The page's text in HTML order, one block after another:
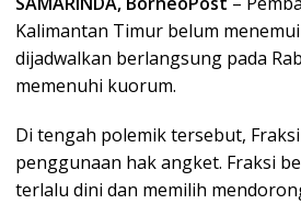
Kalimantan Timur belum
dijadwalkan berlangsung pada
memenuhi kuorum.
Di tengah polemik tersebut,
penggunaan hak angket. Fraksi
terlalu dini dan memilih